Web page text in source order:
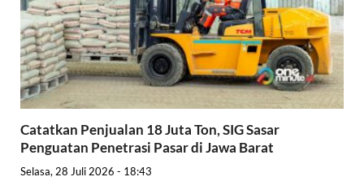
Catatkan Penjualan 18 Juta Ton, SIG Sasar
Penguatan Penetrasi Pasar di Jawa Barat
Selasa, 28 Juli 2026 - 18:43